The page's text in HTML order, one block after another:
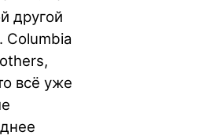
другой
Columbia
всё уже